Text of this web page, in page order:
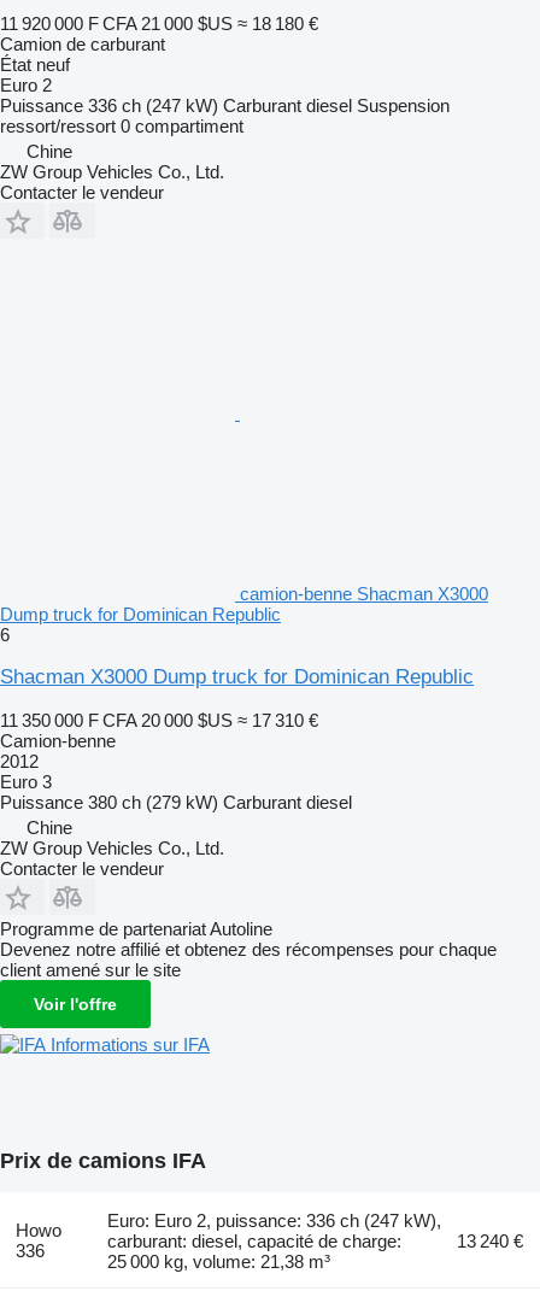
11 920 000 F CFA 21 000 $US ≈ 18 180 €
Camion de carburant
État neuf
Euro 2
Puissance 336 ch (247 kW) Carburant diesel Suspension
ressort/ressort 0 compartiment
Chine
ZW Group Vehicles Co., Ltd.
Contacter le vendeur
camion-benne Shacman X3000
Dump truck for Dominican Republic
6
Shacman X3000 Dump truck for Dominican Republic
11 350 000 F CFA 20 000 $US ≈ 17 310 €
Camion-benne
2012
Euro 3
Puissance 380 ch (279 kW) Carburant diesel
Chine
ZW Group Vehicles Co., Ltd.
Contacter le vendeur
Programme de partenariat Autoline
Devenez notre affilié et obtenez des récompenses pour chaque
client amené sur le site
Voir l'offre
Informations sur IFA
Prix de camions IFA
Howo
336
Euro: Euro 2, puissance: 336 ch (247 kW),
carburant: diesel, capacité de charge:
25 000 kg, volume: 21,38 m³
13 240 €